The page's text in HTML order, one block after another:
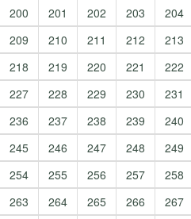
200
201 202 203 204
209
210 211 212 213
218
219 220 221 222
227
228 229 230 231
236
237 238 239 240
245
246 247 248 249
254
255 256 257 258
263
264 265 266 267